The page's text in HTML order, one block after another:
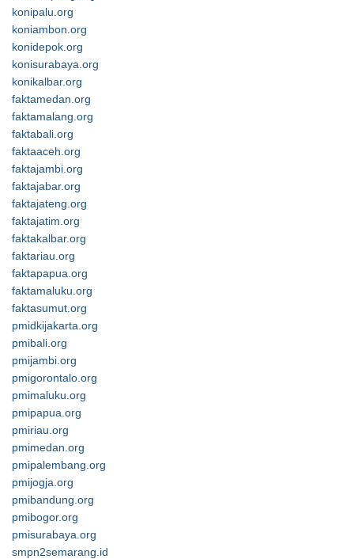
konipalu.org
koniambon.org
konidepok.org
konisurabaya.org
konikalbar.org
faktamedan.org
faktamalang.org
faktabali.org
faktaaceh.org
faktajambi.org
faktajabar.org
faktajateng.org
faktajatim.org
faktakalbar.org
faktariau.org
faktapapua.org
faktamaluku.org
faktasumut.org
pmidkijakarta.org
pmibali.org
pmijambi.org
pmigorontalo.org
pmimaluku.org
pmipapua.org
pmiriau.org
pmimedan.org
pmipalembang.org
pmijogja.org
pmibandung.org
pmibogor.org
pmisurabaya.org
smpn2semarang.id